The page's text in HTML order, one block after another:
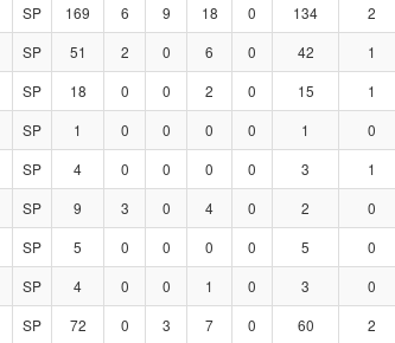
SP 169 6 9 18 0 134 2
SP 51 2 0 6 0 42 1
SP 18 0 0 2 0 15 1
SP 1 0 0 0 0 1 0
SP 4 0 0 0 0 3 1
SP 9 3 0 4 0 2 0
SP 5 0 0 0 0 5 0
SP 4 0 0 1 0 3 0
SP 72 0 3 7 0 60 2